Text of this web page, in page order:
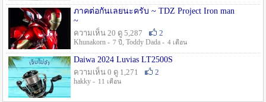
ภาคต่อกันเลยนะครับ ~ TDZ Project Iron man
~
ความเห็น 20 ดู 5,287
2
Khunakorn - 7 ปี , Toddy Dada - 4 เดือน
Daiwa 2024 Luvias LT2500S
ความเห็น 0 ดู 1,271
2
hakky - 11 เดือน